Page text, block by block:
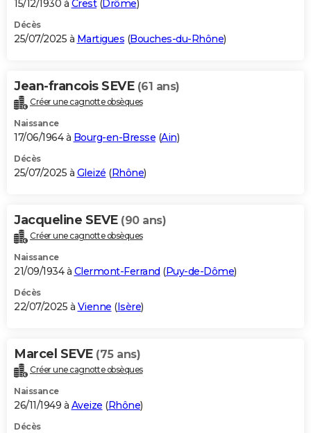
15/12/1930 à Crest(Drôme)
Décès
25/07/2025 à Martigues (Bouches-du-Rhône)
Jean-francois SEVE (61 ans)
Créer une cagnotte obsèques
Naissance
17/06/1964 à Bourg-en-Bresse (Ain)
Décès
25/07/2025 à Gleizé (Rhône)
Jacqueline SEVE (90 ans)
Créer une cagnotte obsèques
Naissance
21/09/1934 à Clermont-Ferrand (Puy-de-Dôme)
Décès
22/07/2025 à Vienne (Isère)
Marcel SEVE (75 ans)
Créer une cagnotte obsèques
Naissance
26/11/1949 à Aveize (Rhône)
Décès